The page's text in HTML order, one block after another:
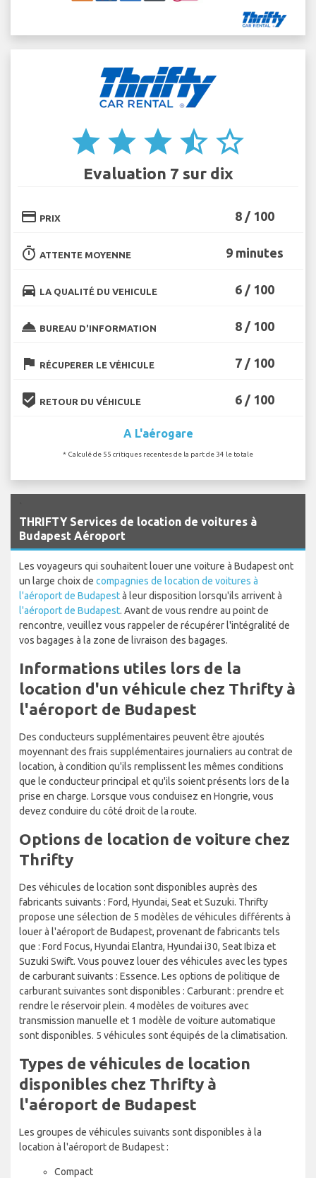
star star star star_half star_border
Evaluation 7 sur dix
credit_card PRIX 8 / 100
timer ATTENTE MOYENNE 9 minutes
directions_car LA QUALITÉ DU VEHICULE 6 / 100
room_service BUREAU D'INFORMATION 8 / 100
flag RÉCUPERER LE VÉHICULE 7 / 100
beenhere RETOUR DU VÉHICULE 6 / 100
A L'aérogare
* Calculé de 55 critiques recentes de la part de 34 le totale
THRIFTY Services de location de voitures à
Budapest Aéroport
Les voyageurs qui souhaitent louer une voiture à Budapest ont
un large choix de compagnies de location de voitures à
l'aéroport de Budapestà leur disposition lorsqu'ils arrivent à
l'aéroport de Budapest. Avant de vous rendre au point de
rencontre, veuillez vous rappeler de récupérer l'intégralité de
vos bagages à la zone de livraison des bagages.
Informations utiles lors de la
location d'un véhicule chez Thrifty à
l'aéroport de Budapest
Des conducteurs supplémentaires peuvent être ajoutés
moyennant des frais supplémentaires journaliers au contrat de
location, à condition qu'ils remplissent les mêmes conditions
que le conducteur principal et qu'ils soient présents lors de la
prise en charge. Lorsque vous conduisez en Hongrie, vous
devez conduire du côté droit de la route.
Options de location de voiture chez
Thrifty
Des véhicules de location sont disponibles auprès des
fabricants suivants : Ford, Hyundai, Seat et Suzuki. Thrifty
propose une sélection de 5 modèles de véhicules différents à
louer à l'aéroport de Budapest, provenant de fabricants tels
que : Ford Focus, Hyundai Elantra, Hyundai i30, Seat Ibiza et
Suzuki Swift. Vous pouvez louer des véhicules avec les types
de carburant suivants : Essence. Les options de politique de
carburant suivantes sont disponibles : Carburant : prendre et
rendre le réservoir plein. 4 modèles de voitures avec
transmission manuelle et 1 modèle de voiture automatique
sont disponibles. 5 véhicules sont équipés de la climatisation.
Types de véhicules de location
disponibles chez Thrifty à
l'aéroport de Budapest
Les groupes de véhicules suivants sont disponibles à la
location à l'aéroport de Budapest :
Compact